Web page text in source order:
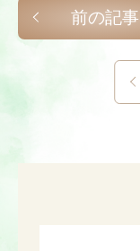
前の記事